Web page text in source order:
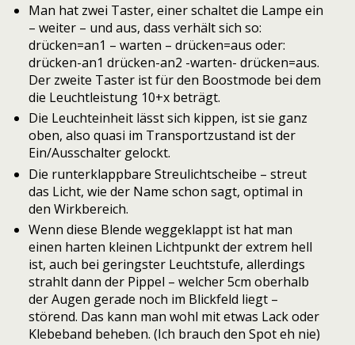
Man hat zwei Taster, einer schaltet die Lampe ein
– weiter – und aus, dass verhält sich so:
drücken=an1 – warten – drücken=aus oder:
drücken-an1 drücken-an2 -warten- drücken=aus.
Der zweite Taster ist für den Boostmode bei dem
die Leuchtleistung 10+x beträgt.
Die Leuchteinheit lässt sich kippen, ist sie ganz
oben, also quasi im Transportzustand ist der
Ein/Ausschalter gelockt.
Die runterklappbare Streulichtscheibe – streut
das Licht, wie der Name schon sagt, optimal in
den Wirkbereich.
Wenn diese Blende weggeklappt ist hat man
einen harten kleinen Lichtpunkt der extrem hell
ist, auch bei geringster Leuchtstufe, allerdings
strahlt dann der Pippel – welcher 5cm oberhalb
der Augen gerade noch im Blickfeld liegt –
störend. Das kann man wohl mit etwas Lack oder
Klebeband beheben. (Ich brauch den Spot eh nie)